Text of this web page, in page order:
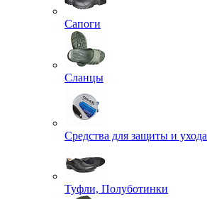
Сапоги
Сланцы
Средства для защиты и ухода
Туфли, Полуботинки